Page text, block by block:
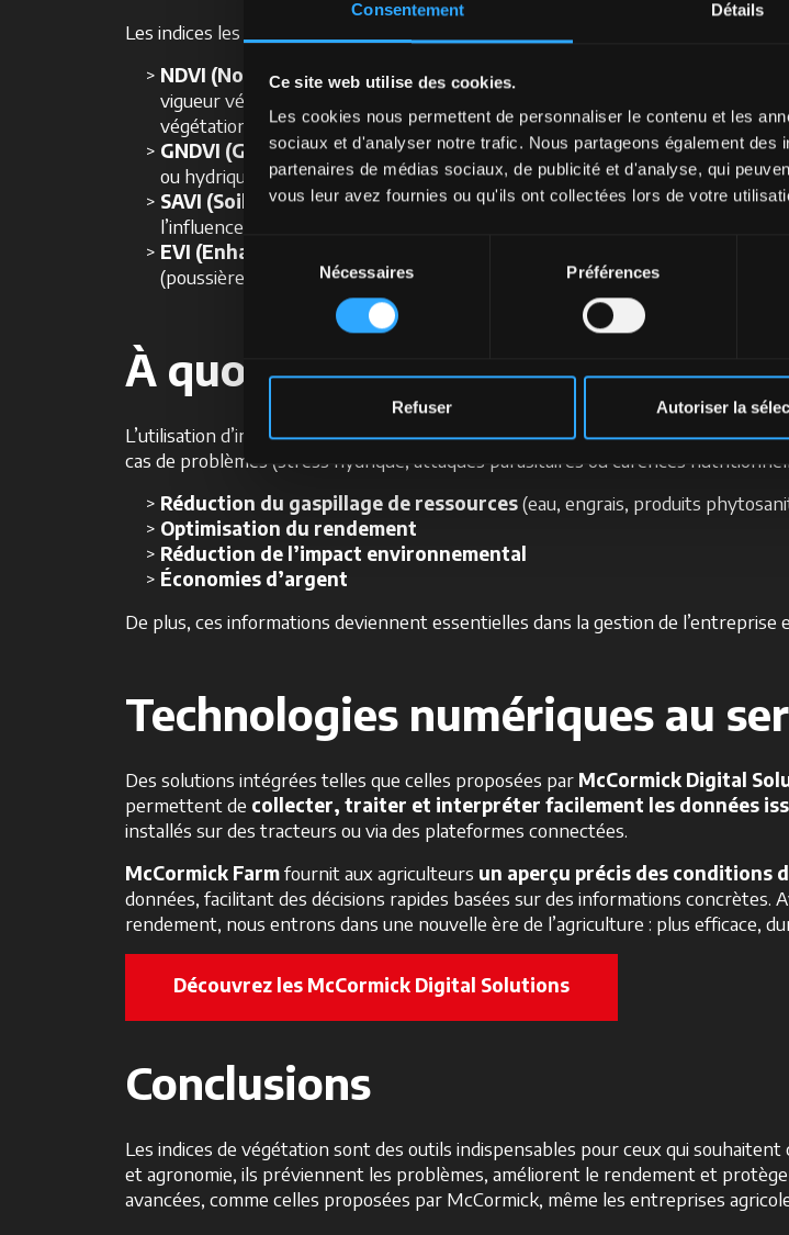
Consentement Détails
Ce site web utilise des cookies.
Les cookies nous permettent de personnaliser le contenu et les
sociaux et d'analyser notre trafic. Nous partageons également
partenaires de médias sociaux, de publicité et d'analyse, qui
vous leur avez fournies ou qu'ils ont collectées lors de votre
Sélection
du
consentement
Nécessaires Préférences
Refuser Autoriser la
Les indices les plus utilisés sont les suivants:
NDVI (Normalized Difference Vegetation Index) :
c’est l’indice le plus
vigueur végétative. Les valeurs proches de 1 indiquent une végétation saine
végétation.
GNDVI (Green NDVI) :une variante du NDVI qui utilise la bande du vert à
ou hydrique.
SAVI (Soil Adjusted Vegetation Index) : particulièrement adapté aux
l’influence du sol nu.
EVI (Enhanced Vegetation Index) :
optimisé pour les zones à forte
(poussière ou fumée) et offre une précision accrue dans certaines conditions.
À quoi servent-ils
L’utilisation d’indices de végétation permet aux agriculteurs desuivre en temps
cas de problèmes (stress hydrique, attaques parasitaires ou carences
Réduction du gaspillage de ressources(eau, engrais, produits
Optimisation du rendement
Réduction de l’impact environnemental
Économies d’argent
De plus, ces informations deviennent essentielles dans la gestion de
Technologies numériques au
Des solutions intégrées telles que celles proposées par McCormick Digital
permettent de collecter, traiter et interpréter facilement les données
installés sur des tracteurs ou via des plateformes connectées.
McCormick Farmfournit aux agriculteurs un aperçu précis des conditions
données, facilitant des décisions rapides basées sur des informations concrètes.
rendement, nous entrons dans une nouvelle ère de l’agriculture : plus efficace,
Découvrez les McCormick Digital Solutions
Conclusions
Les indices de végétation sont des outils indispensables pour ceux qui
et agronomie, ils préviennent les problèmes, améliorent le rendement et
avancées, comme celles proposées par McCormick, même les entreprises